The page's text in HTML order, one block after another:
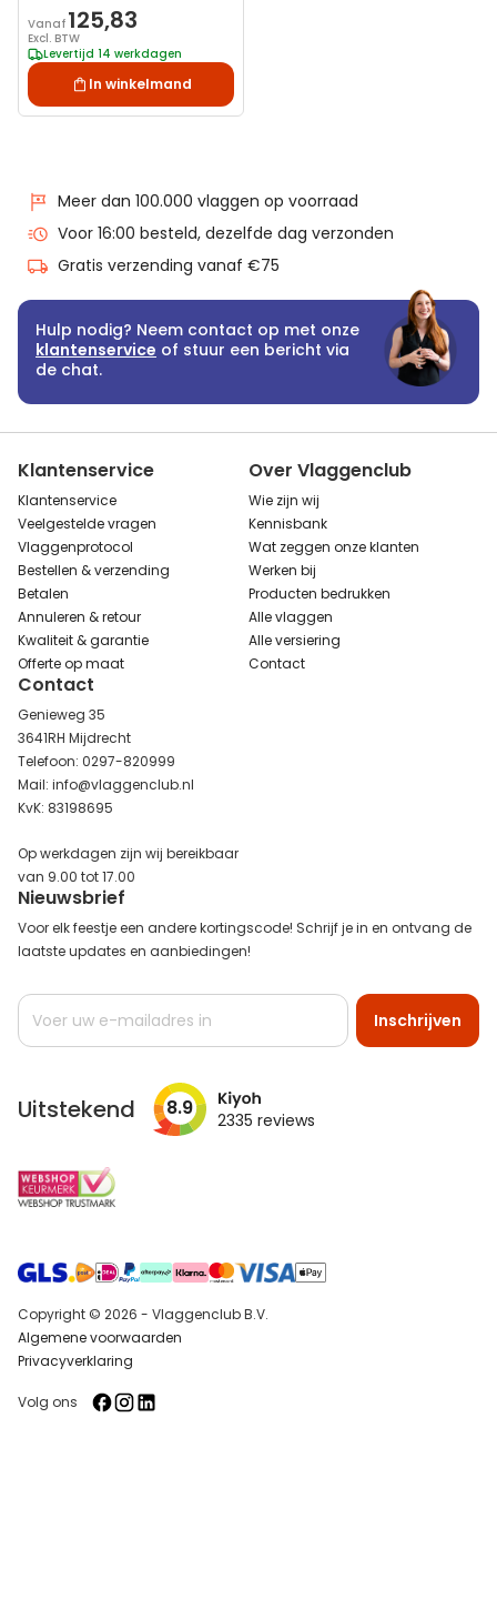
Vanaf 125,83
Excl. BTW
Levertijd 14 werkdagen
In winkelmand
Meer dan 100.000 vlaggen op voorraad
Voor 16:00 besteld, dezelfde dag verzonden
Gratis verzending vanaf €75
Hulp nodig? Neem contact op met onze
klantenservice of stuur een bericht via
de chat.
Klantenservice
Klantenservice
Veelgestelde vragen
Vlaggenprotocol
Bestellen & verzending
Betalen
Annuleren & retour
Kwaliteit & garantie
Offerte op maat
Over Vlaggenclub
Wie zijn wij
Kennisbank
Wat zeggen onze klanten
Werken bij
Producten bedrukken
Alle vlaggen
Alle versiering
Contact
Contact
Genieweg 35
3641RH Mijdrecht
Telefoon: 0297-820999
Mail: info@vlaggenclub.nl
KvK: 83198695
Op werkdagen zijn wij bereikbaar
van 9.00 tot 17.00
Nieuwsbrief
Voor elk feestje een andere kortingscode! Schrijf je in en ontvang de
laatste updates en aanbiedingen!
Abonneer
op
Inschrijven
Uitstekend 8.9 2335 reviews
Copyright © 2026 - Vlaggenclub B.V.
Algemene voorwaarden
Privacyverklaring
Volg ons